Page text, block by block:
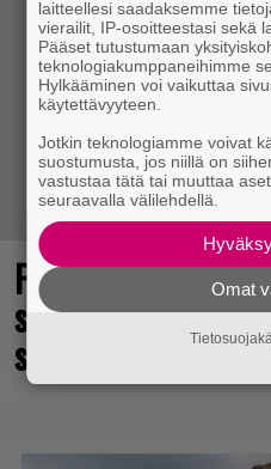
Point and click -
seikkailun
syksylle
laitteellesi saadaksemme
vierailit, IP-osoitteestasi sekä
Pääset tutustumaan
teknologiakumppaneihimme
Hylkääminen voi vaikuttaa
käytettävyyteen.
Jotkin teknologiamme voivat
suostumusta, jos niillä on
vastustaa tätä tai muuttaa
seuraavalla välilehdellä.
Omat